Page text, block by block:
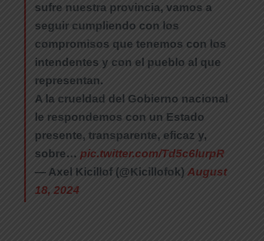
sufre nuestra provincia, vamos a
seguir cumpliendo con los
compromisos que tenemos con los
intendentes y con el pueblo al que
representan.
A la crueldad del Gobierno nacional
le respondemos con un Estado
presente, transparente, eficaz y,
sobre… pic.twitter.com/Td5c6lurpR
— Axel Kicillof (@Kicillofok) August
18, 2024